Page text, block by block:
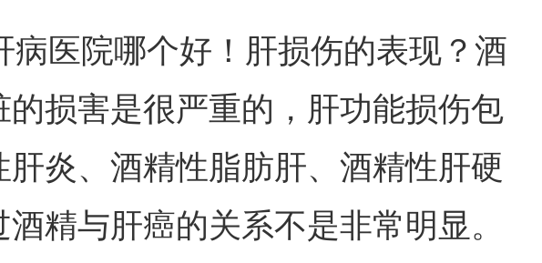
医院哪个好！肝损伤的表现？酒
的损害是很严重的，肝功能损伤包
肝炎、酒精性脂肪肝、酒精性肝硬
精与肝癌的关系不是非常明显。